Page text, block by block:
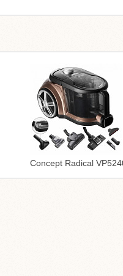
Concept Radical